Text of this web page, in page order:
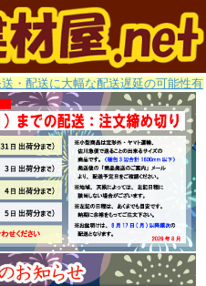
・配送に大幅な配送遅延の可能性有